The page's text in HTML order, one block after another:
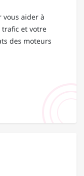
vous aider à
et votre
des moteurs